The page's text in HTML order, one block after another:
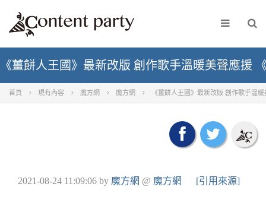
《薑餅人王國》最新改版 創作歌手溫暖美聲應援
首頁 現有內容 魔方網 魔方網 《薑餅人王國》最新改版 創作歌手溫
2021-08-24 11:09:06 by 魔方網 @ 魔方網 [引用來源]